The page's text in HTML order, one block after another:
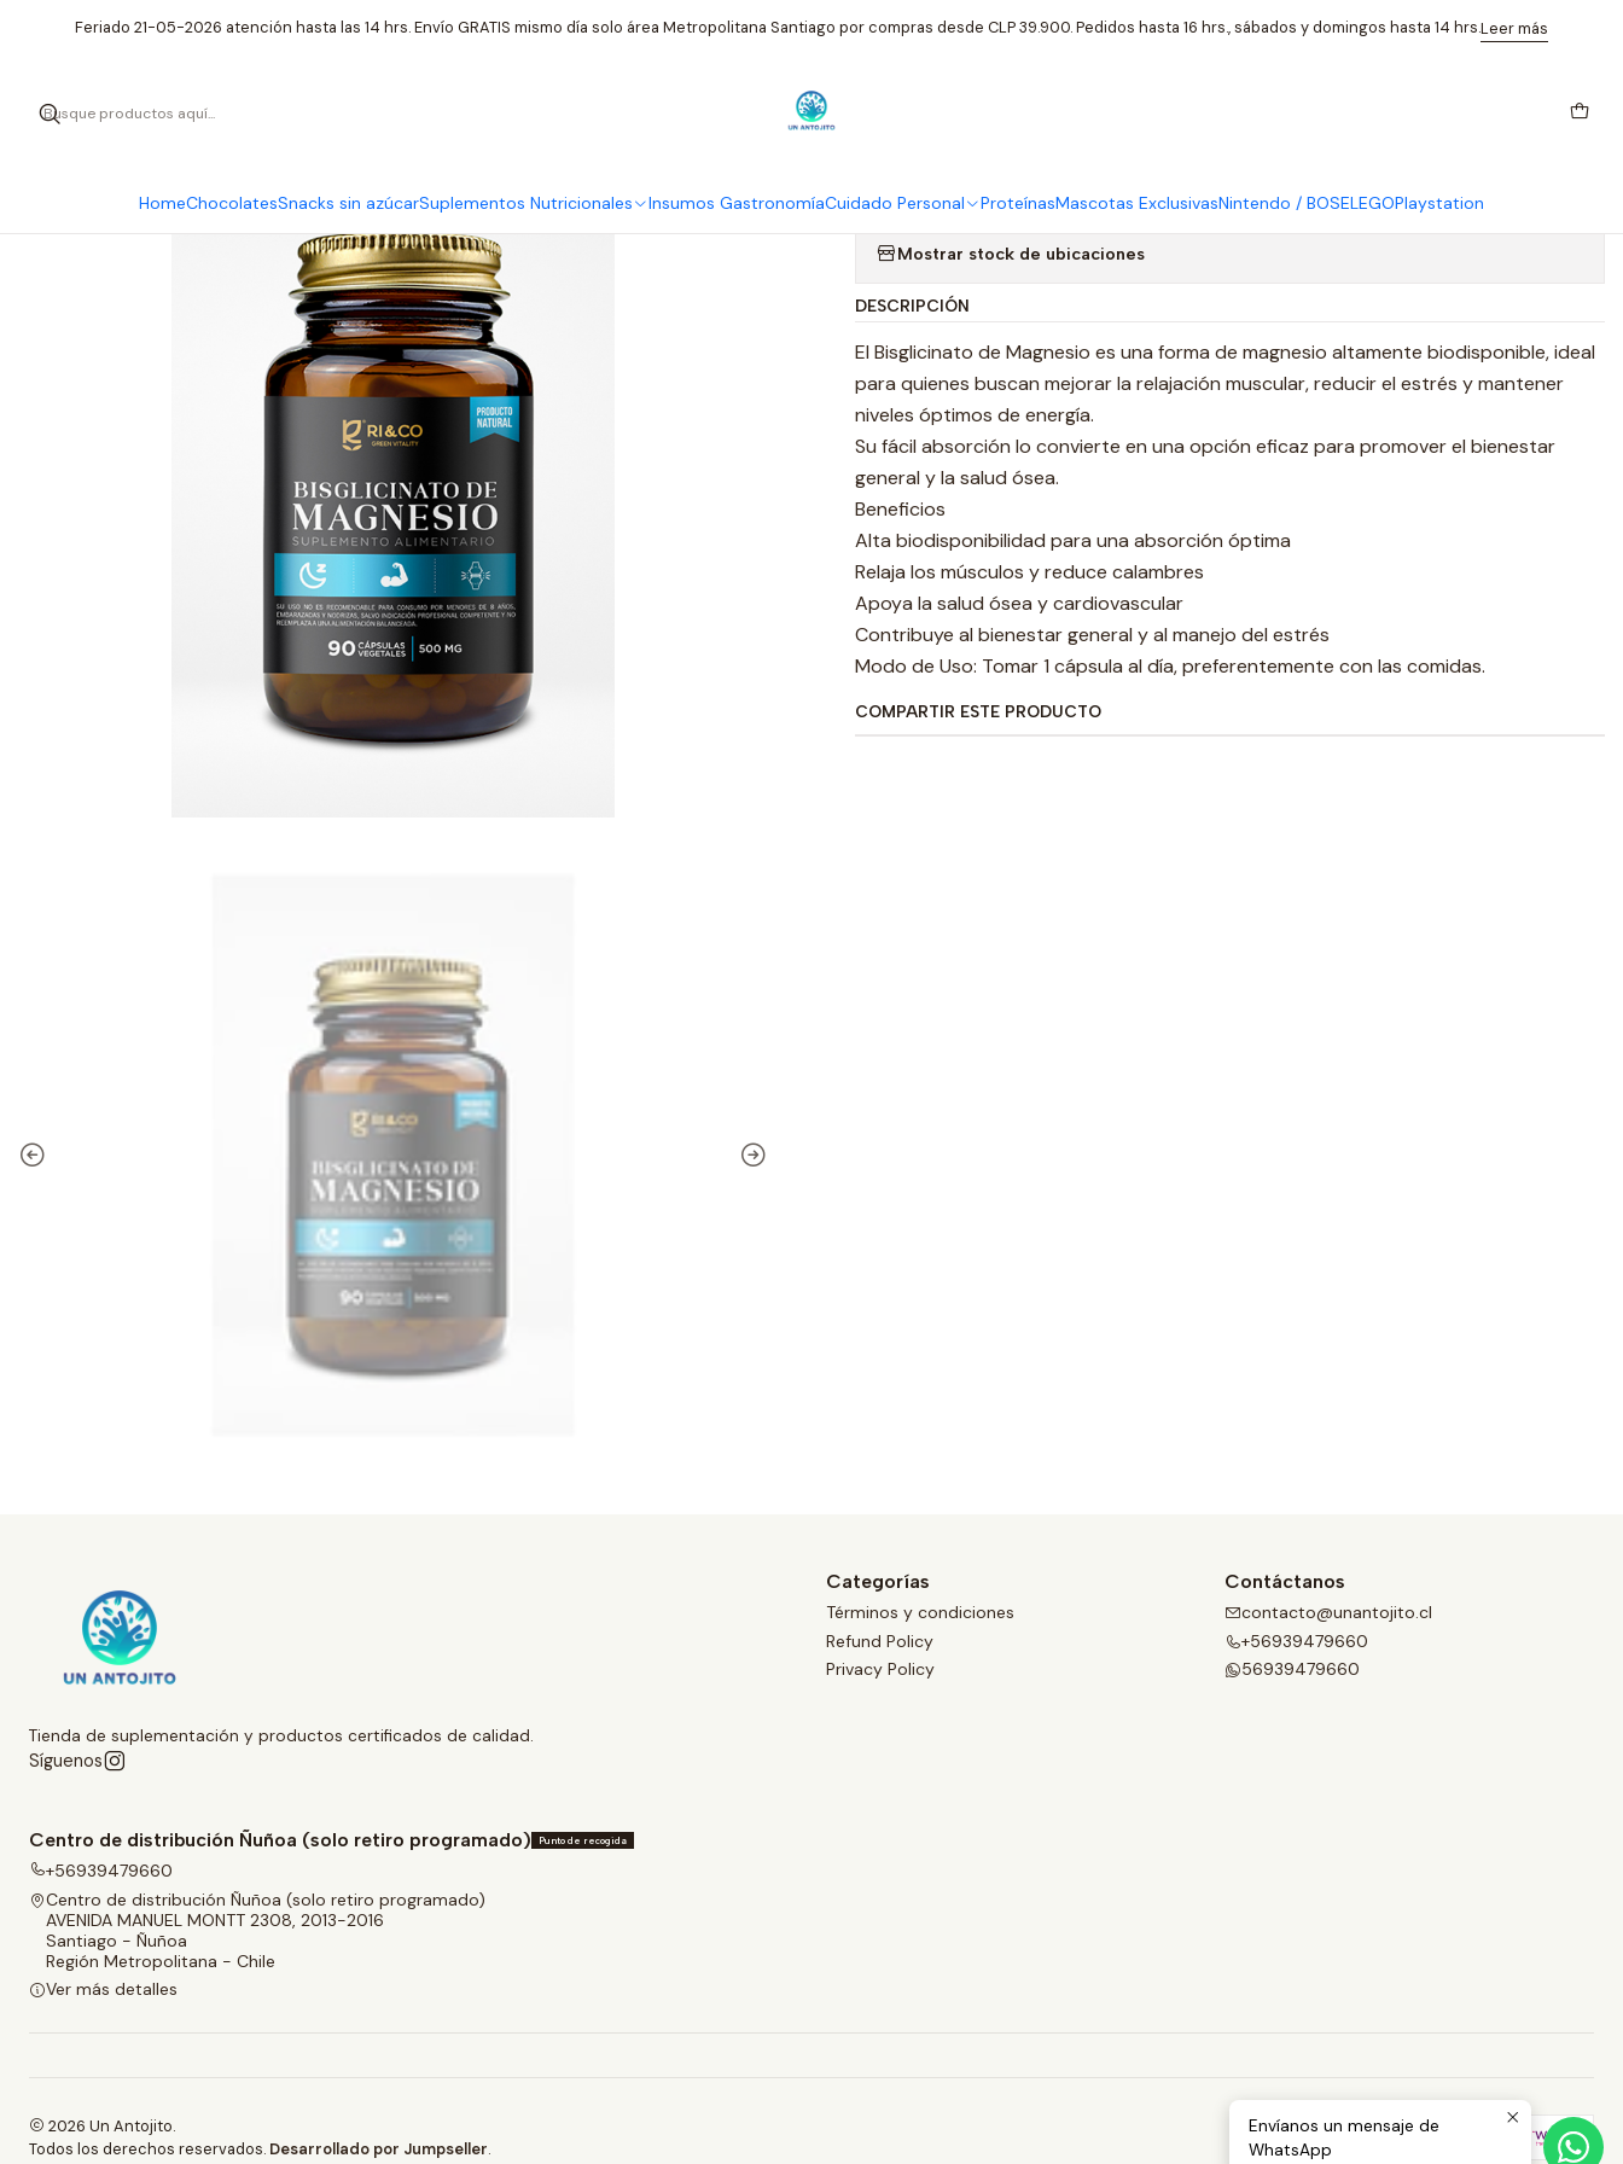
HomeChocolatesSnacks sin azúcarSuplementos Nutricionales Insumos GastronomíaCuidado Personal ProteínasMascotas ExclusivasNintendo / BOSELEGOPlaystation
Feriado 21-05-2026 atención hasta las 14 hrs. Envío GRATIS mismo día solo área Metropolitana Santiago por compras desde CLP 39.900. Pedidos hasta 16 hrs., sábados y domingos hasta 14 hrs.Leer más
Inicio Suplementos Nutricionales RI & CO Bisglicinato De Magnesio 500mg 90 Capsulas
RI & CO Bisglicinato De Magnesio 500mg
Mostrar stock de ubicaciones
DESCRIPCIÓN
El Bisglicinato de Magnesio es una forma de magnesio altamente biodisponible, ideal
para quienes buscan mejorar la relajación muscular, reducir el estrés y mantener
niveles óptimos de energía.
Su fácil absorción lo convierte en una opción eficaz para promover el bienestar
general y la salud ósea.
Beneficios
Alta biodisponibilidad para una absorción óptima
Relaja los músculos y reduce calambres
Apoya la salud ósea y cardiovascular
Contribuye al bienestar general y al manejo del estrés
Modo de Uso: Tomar 1 cápsula al día, preferentemente con las comidas.
COMPARTIR ESTE PRODUCTO
Tienda de suplementación y productos certificados de calidad.
Síguenos
Categorías
Términos y condiciones
Refund Policy
Privacy Policy
Contáctanos
contacto@unantojito.cl
+56939479660
56939479660
Centro de distribución Ñuñoa (solo retiro programado) Punto de recogida
+56939479660
Centro de distribución Ñuñoa (solo retiro programado)
AVENIDA MANUEL MONTT 2308, 2013-2016
Santiago - Ñuñoa
Región Metropolitana - Chile
Ver más detalles
2026 Un Antojito.
Todos los derechos reservados. Desarrollado por Jumpseller.
Envíanos un mensaje de
WhatsApp